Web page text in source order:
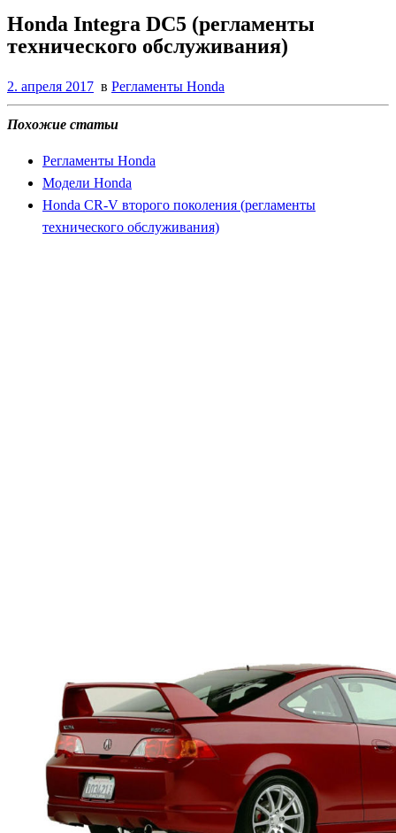
Honda Integra DC5 (регламенты
технического обслуживания)
2. апреля 2017 в Регламенты Honda
Похожие статьи
Регламенты Honda
Модели Honda
Honda CR-V второго поколения (регламенты
технического обслуживания)